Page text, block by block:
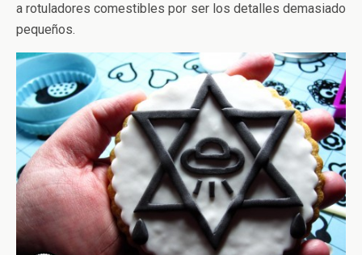
a rotuladores comestibles por ser los detalles demasiado
pequeños.